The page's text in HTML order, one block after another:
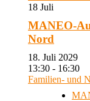
18 Juli
MANEO-
Nord
18. Juli 2029
13:30 - 16:30
Familien- und